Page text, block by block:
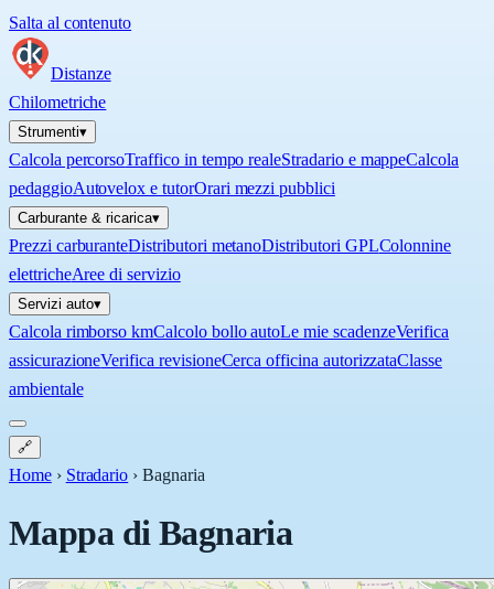
Salta al contenuto
Distanze
Chilometriche
Strumenti▾
Calcola percorsoTraffico in tempo realeStradario e mappeCalcola
pedaggioAutovelox e tutorOrari mezzi pubblici
Carburante & ricarica▾
Prezzi carburanteDistributori metanoDistributori GPLColonnine
elettricheAree di servizio
Servizi auto▾
Calcola rimborso kmCalcolo bollo autoLe mie scadenzeVerifica
assicurazioneVerifica revisioneCerca officina autorizzataClasse
ambientale
🔗
Home › Stradario ›Bagnaria
Mappa diBagnaria